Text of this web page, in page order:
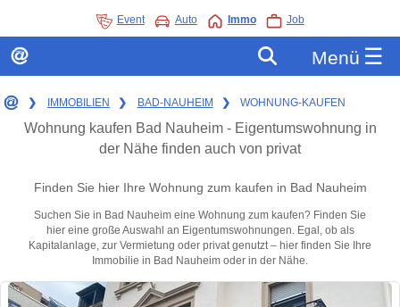
Event Auto Immo Job
Menü ☰
❯ IMMOBILIEN ❯ BAD-NAUHEIM ❯ WOHNUNG-KAUFEN
Wohnung kaufen Bad Nauheim - Eigentumswohnung in
der Nähe finden auch von privat
Finden Sie hier Ihre Wohnung zum kaufen in Bad Nauheim
Suchen Sie in Bad Nauheim eine Wohnung zum kaufen? Finden Sie
hier eine große Auswahl an Eigentumswohnungen. Egal, ob als
Kapitalanlage, zur Vermietung oder privat genutzt – hier finden Sie Ihre
Immobilie in Bad Nauheim oder in der Nähe.